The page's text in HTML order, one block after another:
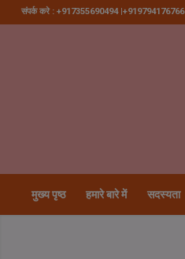
संपर्क करे : +917355690494 |+919794176766
मुख्य पृष्ठ हमारे बारे में सदस्यता